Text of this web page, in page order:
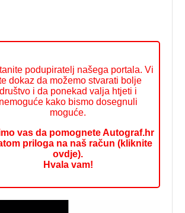
podupiratelj našega portala. Vi
dokaz da možemo stvarati bolje
društvo i da ponekad valja htjeti i
nemoguće kako bismo dosegnuli
moguće.
vas da pomognete Autograf.hr
priloga na naš račun (kliknite
ovdje).
Hvala vam!